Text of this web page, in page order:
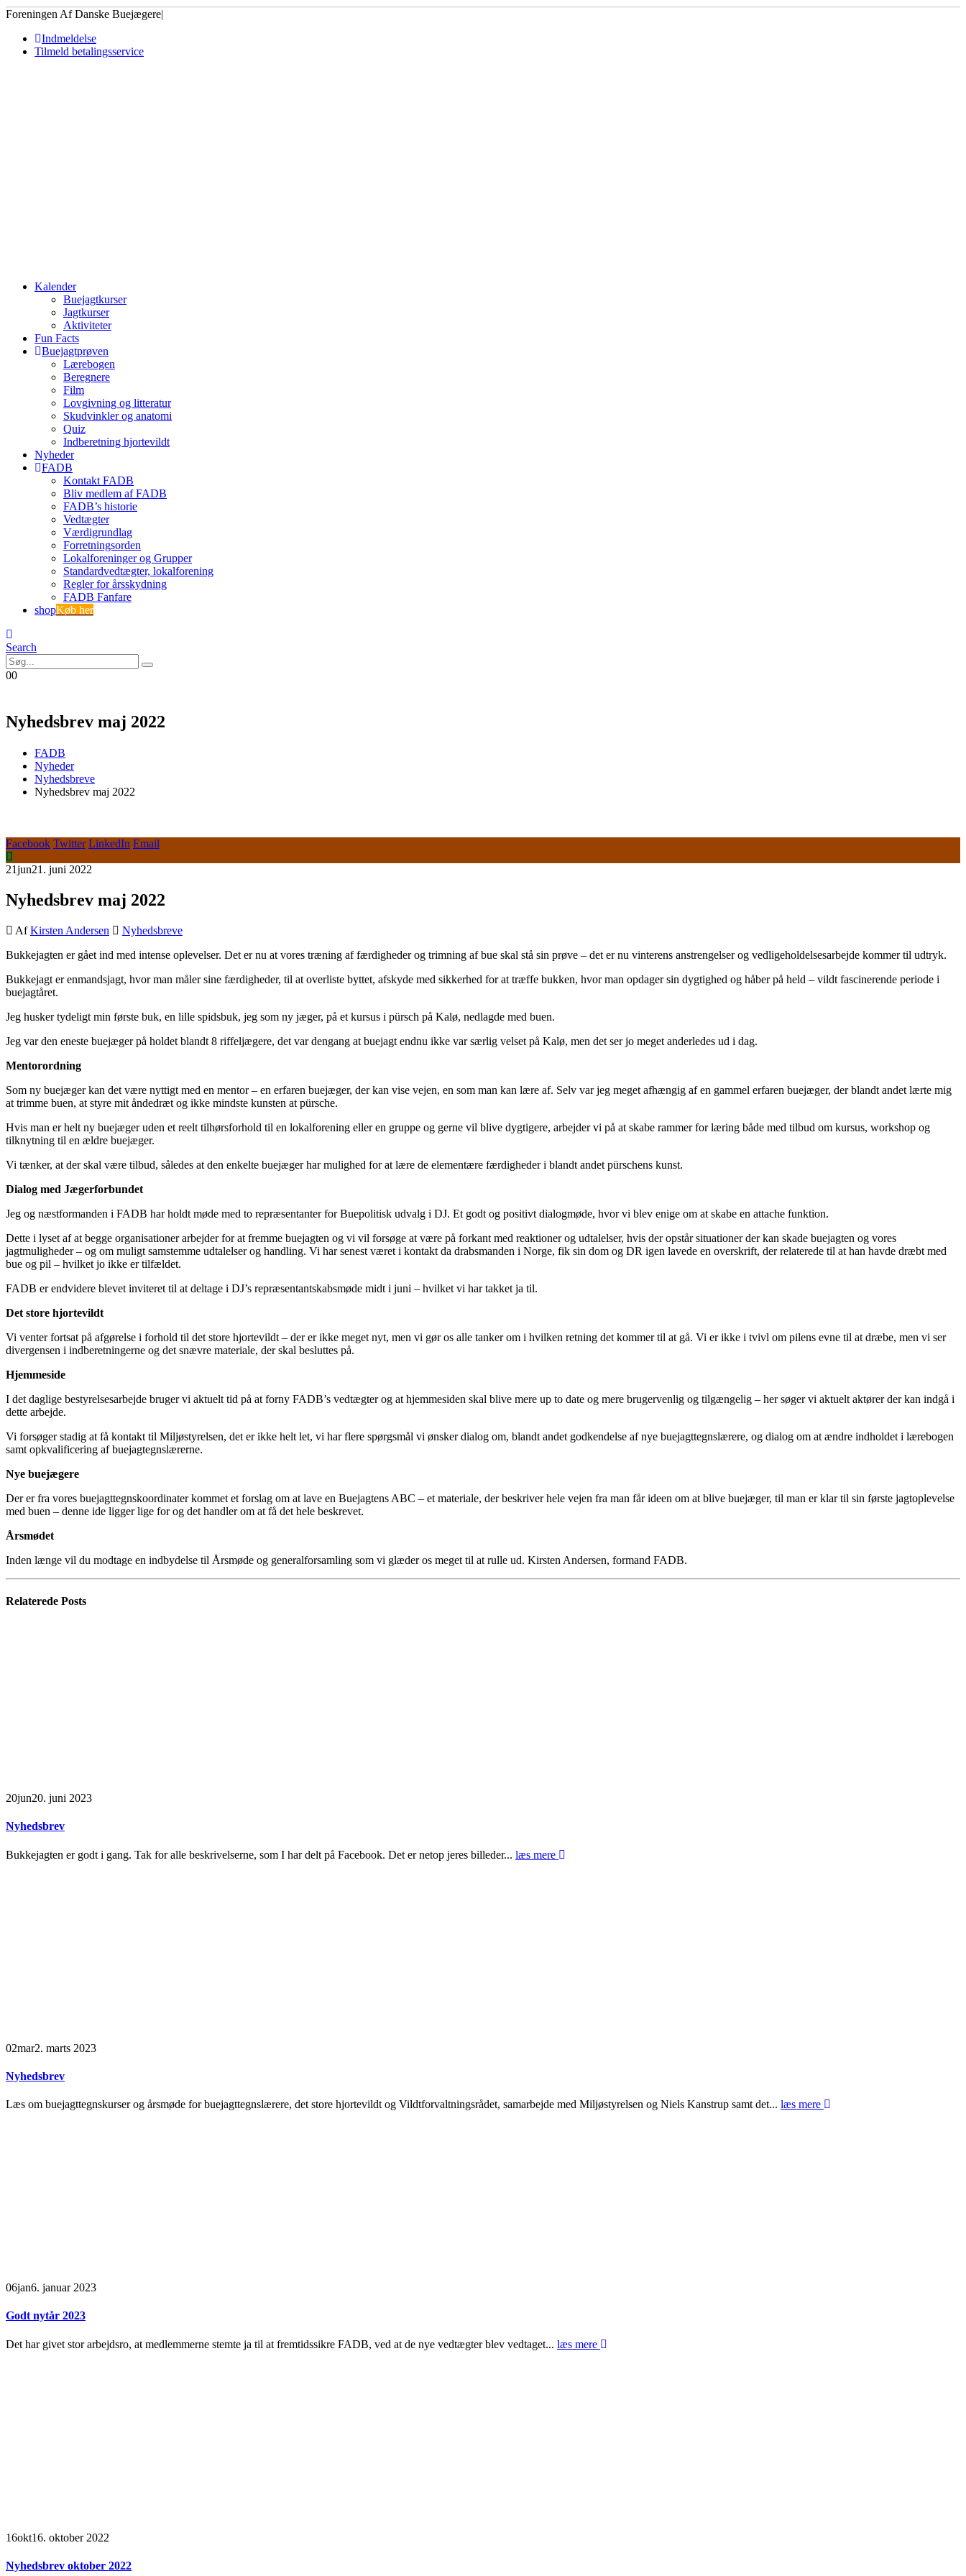
Foreningen Af Danske Buejægere|
Indmeldelse
Tilmeld betalingsservice
Kalender
Buejagtkurser
Jagtkurser
Aktiviteter
Fun Facts
Buejagtprøven
Lærebogen
Beregnere
Film
Lovgivning og litteratur
Skudvinkler og anatomi
Quiz
Indberetning hjortevildt
Nyheder
FADB
Kontakt FADB
Bliv medlem af FADB
FADB’s historie
Vedtægter
Værdigrundlag
Forretningsorden
Lokalforeninger og Grupper
Standardvedtægter, lokalforening
Regler for årsskydning
FADB Fanfare
shopKøb her
Search
00
Nyhedsbrev maj 2022
FADB
Nyheder
Nyhedsbreve
Nyhedsbrev maj 2022
Facebook Twitter LinkedIn Email
21jun21. juni 2022
Nyhedsbrev maj 2022
Af Kirsten Andersen
Nyhedsbreve
Bukkejagten er gået ind med intense oplevelser. Det er nu at vores træning af færdigheder og trimning af bue skal stå sin prøve – det er nu vinterens anstrengelser og vedligeholdelsesarbejde kommer til udtryk.
Bukkejagt er enmandsjagt, hvor man måler sine færdigheder, til at overliste byttet, afskyde med sikkerhed for at træffe bukken, hvor man opdager sin dygtighed og håber på held – vildt fascinerende periode i
buejagtåret.
Jeg husker tydeligt min første buk, en lille spidsbuk, jeg som ny jæger, på et kursus i pürsch på Kalø, nedlagde med buen.
Jeg var den eneste buejæger på holdet blandt 8 riffeljægere, det var dengang at buejagt endnu ikke var særlig velset på Kalø, men det ser jo meget anderledes ud i dag.
Mentorordning
Som ny buejæger kan det være nyttigt med en mentor – en erfaren buejæger, der kan vise vejen, en som man kan lære af. Selv var jeg meget afhængig af en gammel erfaren buejæger, der blandt andet lærte mig
at trimme buen, at styre mit åndedræt og ikke mindste kunsten at pürsche.
Hvis man er helt ny buejæger uden et reelt tilhørsforhold til en lokalforening eller en gruppe og gerne vil blive dygtigere, arbejder vi på at skabe rammer for læring både med tilbud om kursus, workshop og
tilknytning til en ældre buejæger.
Vi tænker, at der skal være tilbud, således at den enkelte buejæger har mulighed for at lære de elementære færdigheder i blandt andet pürschens kunst.
Dialog med Jægerforbundet
Jeg og næstformanden i FADB har holdt møde med to repræsentanter for Buepolitisk udvalg i DJ. Et godt og positivt dialogmøde, hvor vi blev enige om at skabe en attache funktion.
Dette i lyset af at begge organisationer arbejder for at fremme buejagten og vi vil forsøge at være på forkant med reaktioner og udtalelser, hvis der opstår situationer der kan skade buejagten og vores
jagtmuligheder – og om muligt samstemme udtalelser og handling. Vi har senest været i kontakt da drabsmanden i Norge, fik sin dom og DR igen lavede en overskrift, der relaterede til at han havde dræbt med
bue og pil – hvilket jo ikke er tilfældet.
FADB er endvidere blevet inviteret til at deltage i DJ’s repræsentantskabsmøde midt i juni – hvilket vi har takket ja til.
Det store hjortevildt
Vi venter fortsat på afgørelse i forhold til det store hjortevildt – der er ikke meget nyt, men vi gør os alle tanker om i hvilken retning det kommer til at gå. Vi er ikke i tvivl om pilens evne til at dræbe, men vi ser
divergensen i indberetningerne og det snævre materiale, der skal besluttes på.
Hjemmeside
I det daglige bestyrelsesarbejde bruger vi aktuelt tid på at forny FADB’s vedtægter og at hjemmesiden skal blive mere up to date og mere brugervenlig og tilgængelig – her søger vi aktuelt aktører der kan indgå i
dette arbejde.
Vi forsøger stadig at få kontakt til Miljøstyrelsen, det er ikke helt let, vi har flere spørgsmål vi ønsker dialog om, blandt andet godkendelse af nye buejagttegnslærere, og dialog om at ændre indholdet i lærebogen
samt opkvalificering af buejagtegnslærerne.
Nye buejægere
Der er fra vores buejagttegnskoordinater kommet et forslag om at lave en Buejagtens ABC – et materiale, der beskriver hele vejen fra man får ideen om at blive buejæger, til man er klar til sin første jagtoplevelse
med buen – denne ide ligger lige for og det handler om at få det hele beskrevet.
Årsmødet
Inden længe vil du modtage en indbydelse til Årsmøde og generalforsamling som vi glæder os meget til at rulle ud. Kirsten Andersen, formand FADB.
Relaterede Posts
20jun20. juni 2023
Nyhedsbrev
Bukkejagten er godt i gang. Tak for alle beskrivelserne, som I har delt på Facebook. Det er netop jeres billeder... læs mere
02mar2. marts 2023
Nyhedsbrev
Læs om buejagttegnskurser og årsmøde for buejagttegnslærere, det store hjortevildt og Vildtforvaltningsrådet, samarbejde med Miljøstyrelsen og Niels Kanstrup samt det... læs mere
06jan6. januar 2023
Godt nytår 2023
Det har givet stor arbejdsro, at medlemmerne stemte ja til at fremtidssikre FADB, ved at de nye vedtægter blev vedtaget... læs mere
16okt16. oktober 2022
Nyhedsbrev oktober 2022